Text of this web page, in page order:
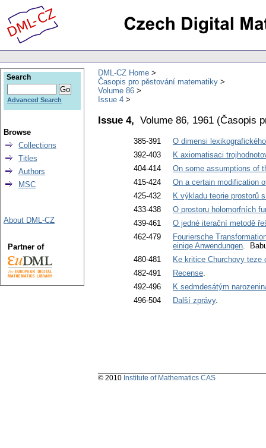
DML-CZ Home
Časopis pro pěstování matematiky
Volume 86
Issue 4
Issue 4, Volume 86, 1961 (Časopis
385-391
O dimensi
392-403
K axiomatisaci
404-414
On some assumptions of
415-424
On a certain modification
425-432
K výkladu teorie prostorů
433-438
O prostoru holomorfních
439-461
O jedné iterační metodě
462-479
Fouriersche
einige Anwendungen.
480-481
Ke kritice Churchovy
482-491
Recense.
492-496
K sedmdesátým
496-504
Další zprávy.
Search
Advanced Search
Browse
Collections
Titles
Authors
MSC
About DML-CZ
Partner of
© 2010 Institute of Mathematics CAS